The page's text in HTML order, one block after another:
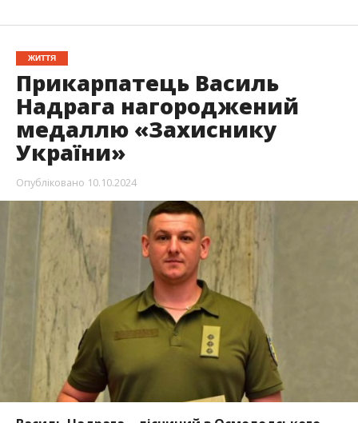
ЖИТТЯ
Прикарпатець Василь
Надрага нагороджений
медаллю «Захиснику
України»
Опубліковано 10.10.2024